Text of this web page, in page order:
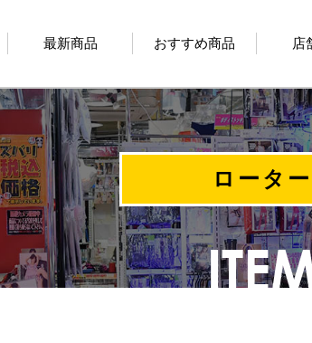
最新商品 おすすめ商品 店
ローター